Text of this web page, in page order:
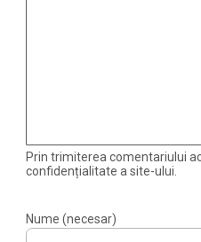
Prin trimiterea comentariului
confidențialitate a site-ului.
Nume (necesar)